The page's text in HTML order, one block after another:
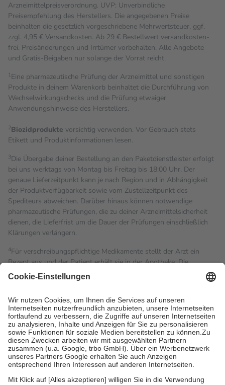
Arzneimittelpreisverordnung. UVP: Unverbindliche
Preisempfehlung des Herstellers. Die angegebenen Preise
beinhalten die gesetzlich vorgeschriebene Mehrwertsteuer, ggf.
zzgl. 4,95 € Versandkosten. Ab 29 € Bestell­wert versand­kosten­
frei. Preisänderungen und Irrtümer vorbehalten. Alle Angebote
und Gratis-Beigaben nur solange der Vorrat reicht.
1Eine pharmazeutische Prüfung der Arzneimittel und sonstigen
Produkte in deinem Warenkorb beinhaltet die Durchführung von
Wechselwirkungschecks und die Prüfung etwaiger
Anwendungshinweise des Herstellers.
2Biozidprodukte vorsichtig verwenden. Vor Gebrauch stets
Etikett und Produktinformationen lesen.
3Die Übergabe deiner Bestellung an den Paketdienstleister erfolgt
bei uns werktags von Montag bis Freitag bis 18:00 Uhr. Der
genaue Lieferzeitpunkt kann je nach Region und in Abhängigkeit
der Produktverfügbarkeit sowie vom Zustellzeitpunkt des
Spediteurs abweichen. Darüber hinaus können notwendige
pharmazeutische Prüfungen, die zu deiner Arzneimittelsicherheit
dienen, die Lieferfrist um die Dauer der Prüfungen einschließlich
Klärungen verlängern.
4Für verschreibungspflichtige Medikamente stellt der Arzt ein
Rezept aus und der Patient erhält sie in der Apotheke. Die
gesetzliche Krankenversicherung übernimmt in der Regel die
Kosten dafür, der Versicherte trägt einen Teil davon als Zuzahlung
Grundsätzlich leisten Mitglieder Zuzahlungen in Höhe von zehn
Prozent des Abgabepreises,mindestensjedochfünf Euround
höchstens zehn Euro.Es sind jedoch nie mehr als die
tatsächlichen Kosten der Leistung zu entrichten.
Diese Regeln gelten grundsätzlich auch für Online-Apotheken.
Bei Heilmitteln und häuslicher Krankenpflege beträgt die
Zuzahlung zehn Prozent der Kosten sowie zehn Euro je
Verordnung.